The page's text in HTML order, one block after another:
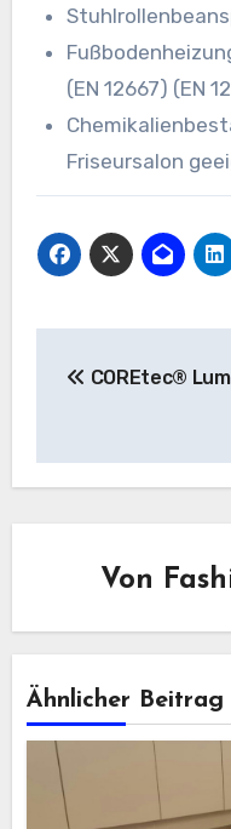
(EN 12667) (EN
Friseursalon
COREtec®
Von
Ähnlicher Beitrag